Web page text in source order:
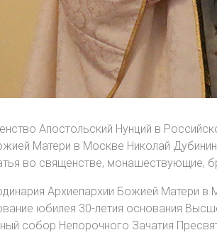
Апостольский Нунций в
Матери в Москве Николай
во священстве, монашествующие,
Архиепархии Божией Матери в
юбилея 30-летия основания
собор Непорочного Зачатия